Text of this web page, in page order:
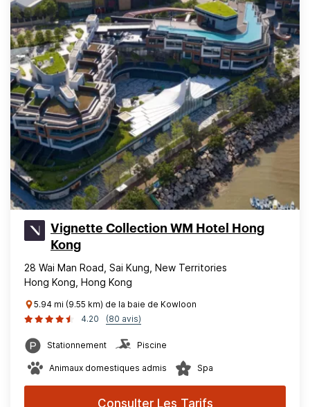
Vignette Collection WM Hotel Hong
Kong
28 Wai Man Road, Sai Kung, New Territories
Hong Kong, Hong Kong
5.94 mi (9.55 km) de la baie de Kowloon
4.20
(80 avis)
Stationnement Piscine
Animaux domestiques admis Spa
Consulter Les Tarifs